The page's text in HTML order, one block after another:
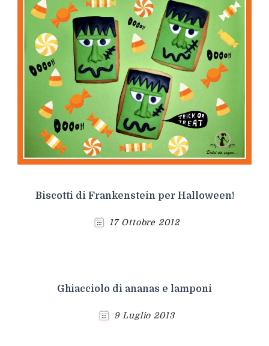
Biscotti di Frankenstein per Halloween!
17 Ottobre 2012
Ghiacciolo di ananas e lamponi
9 Luglio 2013